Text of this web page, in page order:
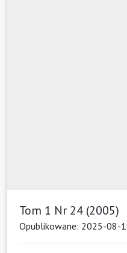
Tom 1 Nr 24 (2005)
Opublikowane: 2025-08-